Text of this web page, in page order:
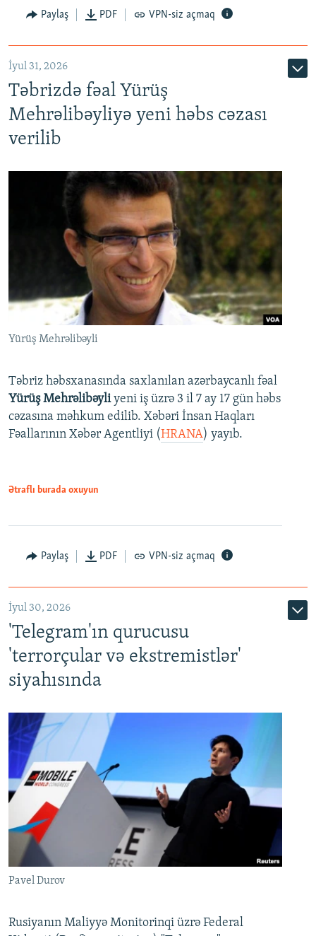
Paylaş PDF VPN-siz açmaq
İyul 31, 2026
Təbrizdə fəal Yürüş
Mehrəlibəyliyə yeni həbs cəzası
verilib
Yürüş Mehrəlibəyli
Təbriz həbsxanasında saxlanılan azərbaycanlı fəal
Yürüş Mehrəlibəyliyeni iş üzrə 3 il 7 ay 17 gün həbs
cəzasına məhkum edilib. Xəbəri İnsan Haqları
Fəallarının Xəbər Agentliyi (HRANA) yayıb.
Ətraflı burada oxuyun
Paylaş PDF VPN-siz açmaq
İyul 30, 2026
'Telegram'ın qurucusu
'terrorçular və ekstremistlər'
siyahısında
Pavel Durov
Rusiyanın Maliyyə Monitorinqi üzrə Federal